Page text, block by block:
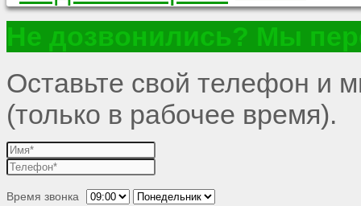
Не дозвонились? Мы
Оставьте свой телефон и
(только в рабочее время).
Время звонка